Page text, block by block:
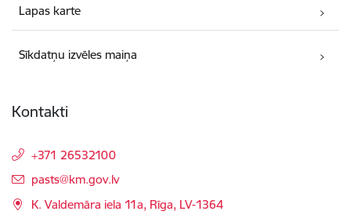
Lapas karte
Sīkdatņu izvēles maiņa
Kontakti
+371 26532100
E-pasts:
pasts@km.gov.lv
K. Valdemāra iela 11a, Rīga, LV-1364